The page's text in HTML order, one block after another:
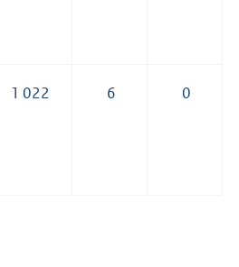
1 022 6 0